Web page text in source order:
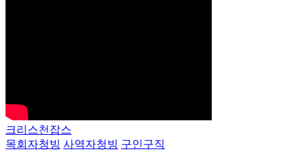
크리스천잡스
목회자청빙 사역자청빙 구인구직